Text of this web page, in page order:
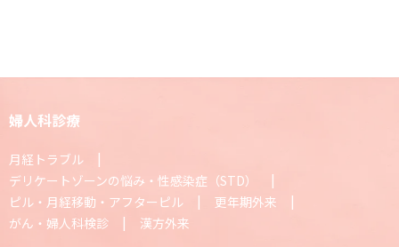
婦人科診療
月経トラブル
デリケートゾーンの悩み・性感染症（STD）
ピル・月経移動・アフターピル
更年期外来
がん・婦人科検診
漢方外来